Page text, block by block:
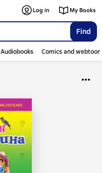
Find
Log in My Books
Audiobooks Comics and